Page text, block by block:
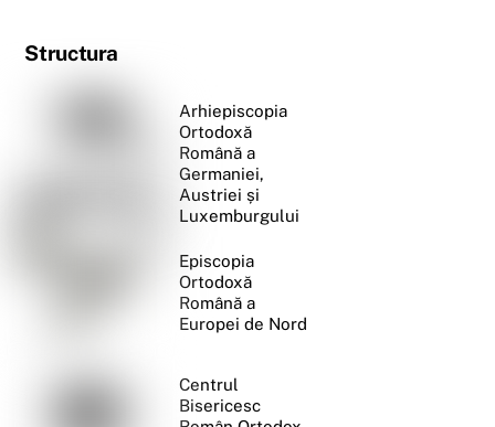
Structura
Arhiepiscopia
Ortodoxă
Română a
Germaniei,
Austriei și
Luxemburgului
Episcopia
Ortodoxă
Română a
Europei de Nord
Centrul
Bisericesc